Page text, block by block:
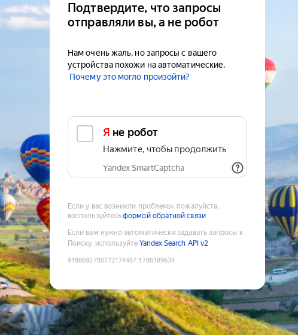
Подтвердите, что запросы
отправляли вы, а не робот
Нам очень жаль, но запросы с вашего
устройства похожи на автоматические.
Почему это могло произойти?
Я не робот
Нажмите, чтобы продолжить
Yandex SmartCaptcha
Если у вас возникли проблемы, пожалуйста,
воспользуйтесьформой обратной связи
Если вам нужно автоматически задавать запросы к
Поиску, используйте Yandex Search API v2
9188692780772174487:1786189634